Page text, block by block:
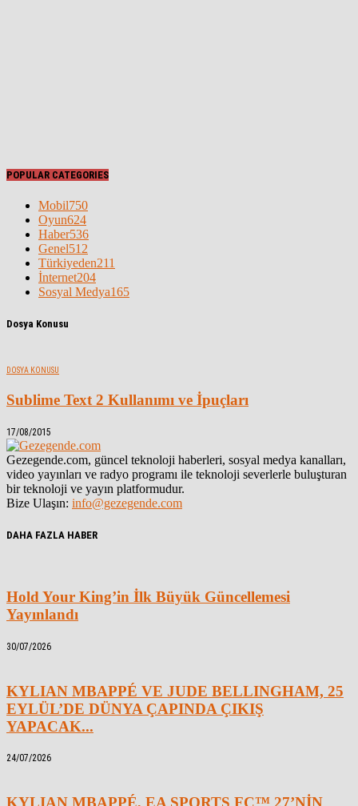
POPULAR CATEGORIES
Mobil750
Oyun624
Haber536
Genel512
Türkiyeden211
İnternet204
Sosyal Medya165
Dosya Konusu
DOSYA KONUSU
Sublime Text 2 Kullanımı ve İpuçları
17/08/2015
Gezegende.com, güncel teknoloji haberleri, sosyal medya kanalları,
video yayınları ve radyo programı ile teknoloji severlerle buluşturan
bir teknoloji ve yayın platformudur.
Bize Ulaşın: info@gezegende.com
DAHA FAZLA HABER
Hold Your King’in İlk Büyük Güncellemesi
Yayınlandı
30/07/2026
KYLIAN MBAPPÉ VE JUDE BELLINGHAM, 25
EYLÜL’DE DÜNYA ÇAPINDA ÇIKIŞ
YAPACAK...
24/07/2026
KYLIAN MBAPPÉ, EA SPORTS FC™ 27’NİN